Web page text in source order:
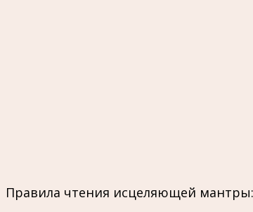
Правила чтения исцеляющей мантры: